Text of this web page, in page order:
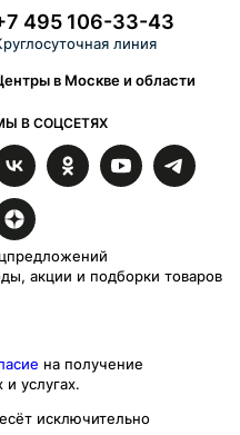
495 106-33-43
линия
в Москве и области
В СОЦСЕТЯХ
акции и подборки товаров
на получение
услугах.
исключительно